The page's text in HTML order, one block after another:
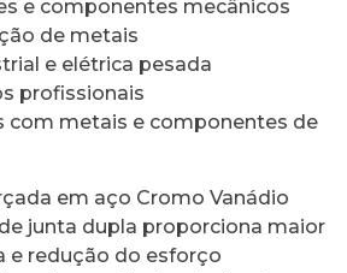
e componentes mecânicos
de metais
e elétrica pesada
profissionais
com metais e componentes de
em aço Cromo Vanádio
junta dupla proporciona maior
e redução do esforço